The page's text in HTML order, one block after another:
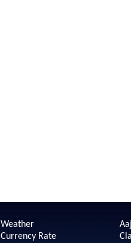
Weather
Currency Rate